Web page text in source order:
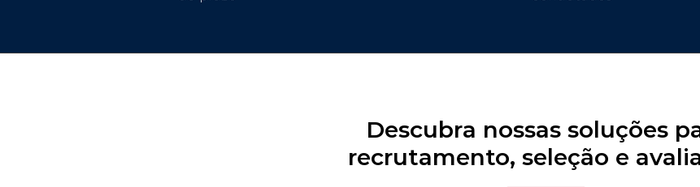
Descubra nossas soluções
recrutamento, seleção e